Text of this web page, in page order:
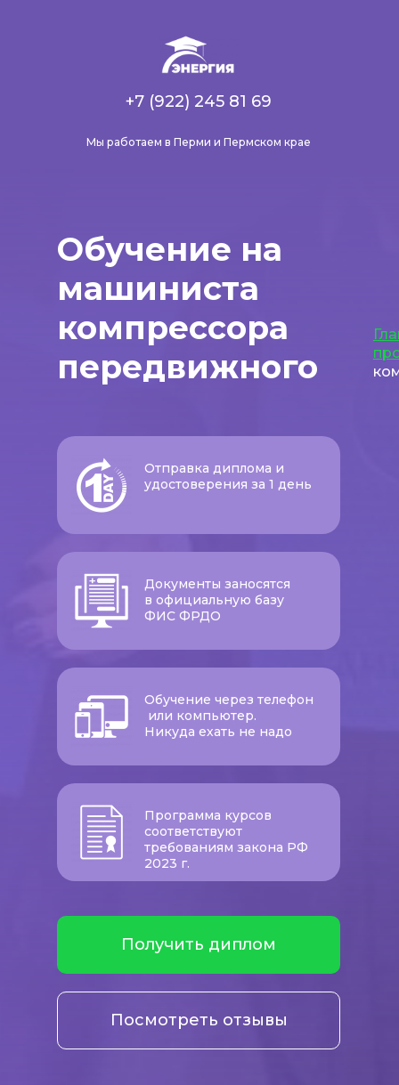
Мы работаем в Перми и Пермском крае
+7 (922) 245 81 69
Обучение на
машиниста
компрессора
передвижного
Получить диплом
Отправка диплома и
удостоверения за 1 день
Документы заносятся
в официальную базу
ФИС ФРДО
Обучение через телефон
или компьютер.
Никуда ехать не надо
Программа курсов
соответствуют
требованиям закона РФ
2023 г.
Посмотреть отзывы